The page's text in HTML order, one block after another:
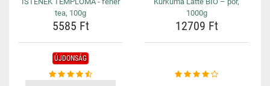
tea, 100g
5585 Ft
1000g
12709 Ft
ÚJDONSÁG